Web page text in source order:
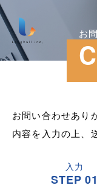
お
お問い合わせあり
内容を入力の上、
入力
STEP 01